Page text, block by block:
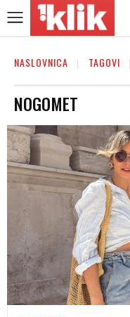
NASLOVNICA TAGOVI
NOGOMET